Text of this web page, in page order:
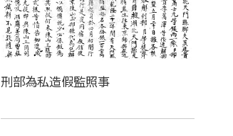
刑部為私造假監照事